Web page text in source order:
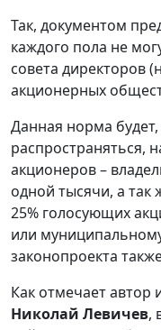
Так, документом
каждого пола не
совета директоров
акционерных
Данная норма
распространяться,
акционеров –
одной тысячи, а так
25% голосующих
или
законопроекта
Как отмечает автор
Николай Левичев,